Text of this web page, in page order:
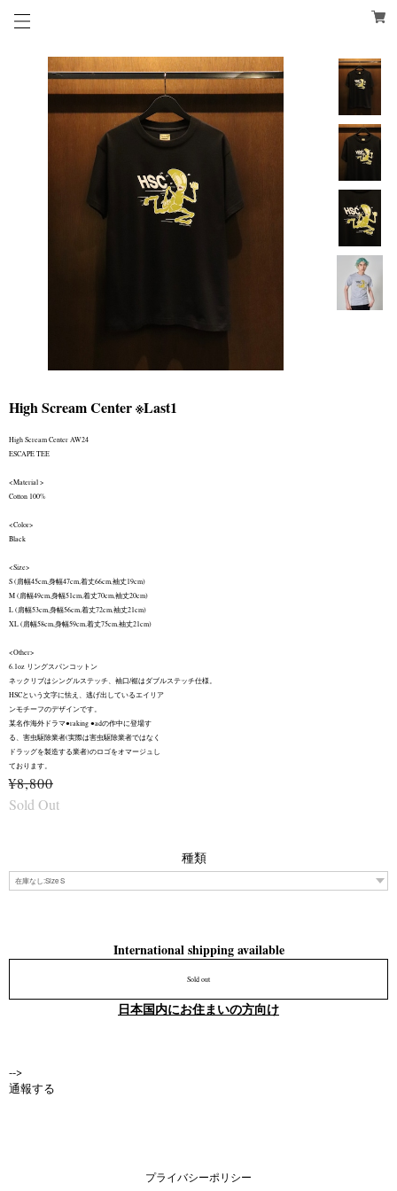
High Scream Center ※Last1
High Scream Center AW24
ESCAPE TEE
<Material >
Cotton 100%
<Color>
Black
<Size>
S (肩幅45cm,身幅47cm,着丈66cm,袖丈19cm)
M (肩幅49cm,身幅51cm,着丈70cm,袖丈20cm)
L (肩幅53cm,身幅56cm,着丈72cm,袖丈21cm)
XL (肩幅58cm,身幅59cm,着丈75cm,袖丈21cm)
<Other>
6.1oz リングスパンコットン
ネックリブはシングルステッチ、袖⼝/裾はダブルステッチ仕様。
HSCという⽂字に怯え、逃げ出しているエイリア
ンモチーフのデザインです。
某名作海外ドラマ●raking ●adの作中に登場す
る、害⾍駆除業者(実際は害⾍駆除業者ではなく
ドラッグを製造する業者)のロゴをオマージュし
ております。
¥8,800
Sold Out
種類
International shipping available
Sold out
日本国内にお住まいの方向け
-->
通報する
プライバシーポリシー